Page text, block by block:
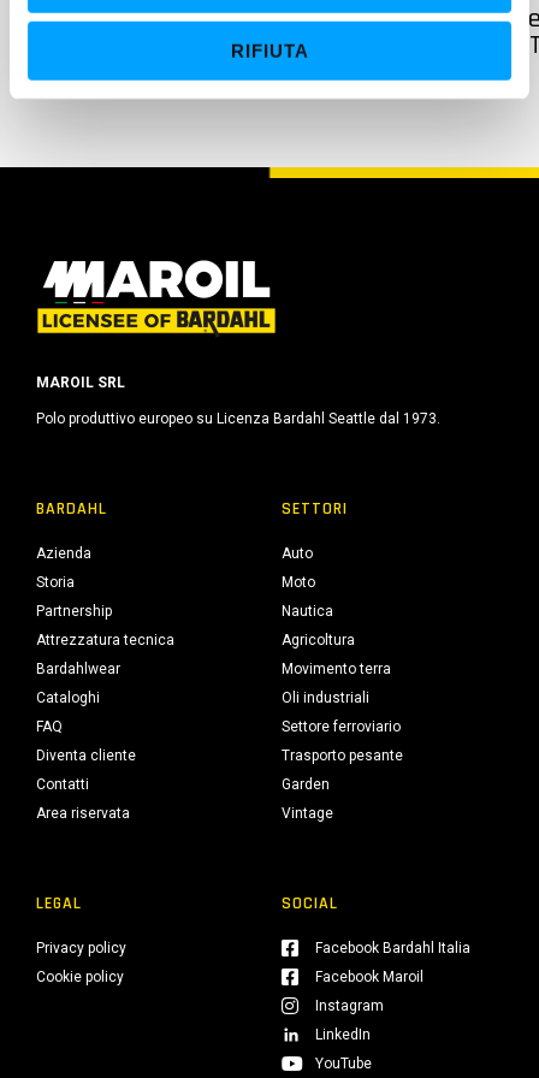
RIFIUTA
A MISANO, IL 25 LUGLIO, LA “BARDAHL
RACING NIGHT” DEL DUNLOP CIV 2026
MAROIL SRL
Polo produttivo europeo su Licenza Bardahl Seattle dal 1973.
BARDAHL
Azienda
Storia
Partnership
Attrezzatura tecnica
Bardahlwear
Cataloghi
FAQ
Diventa cliente
Contatti
Area riservata
SETTORI
Auto
Moto
Nautica
Agricoltura
Movimento terra
Oli industriali
Settore ferroviario
Trasporto pesante
Garden
Vintage
LEGAL
Privacy policy
Cookie policy
SOCIAL
Facebook Bardahl Italia
Facebook Maroil
Instagram
LinkedIn
YouTube